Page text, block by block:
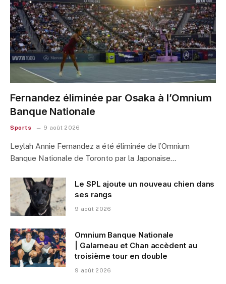
Fernandez éliminée par Osaka à l’Omnium
Banque Nationale
Sports 9 août 2026
Leylah Annie Fernandez a été éliminée de l’Omnium
Banque Nationale de Toronto par la Japonaise…
Le SPL ajoute un nouveau chien dans
ses rangs
9 août 2026
Omnium Banque Nationale
| Galarneau et Chan accèdent au
troisième tour en double
9 août 2026